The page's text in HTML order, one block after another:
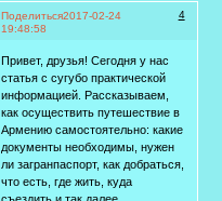
Поделиться 4
2017-02-24
19:48:58
Привет, друзья! Сегодня у нас
статья с сугубо практической
информацией. Рассказываем,
как осуществить путешествие в
Армению самостоятельно: какие
документы необходимы, нужен
ли загранпаспорт, как добраться,
что есть, где жить, куда